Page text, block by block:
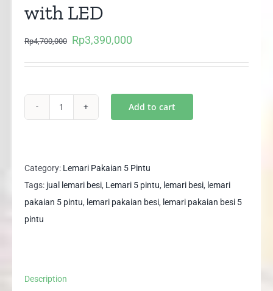
with LED
Rp4,700,000
Original
Rp3,390,000
5
Pintu
+
LED
Add to cart
Category: Lemari Pakaian 5 Pintu
Tags: jual lemari besi, Lemari 5 pintu, lemari besi, lemari
pakaian 5 pintu, lemari pakaian besi, lemari pakaian besi 5
pintu
Description